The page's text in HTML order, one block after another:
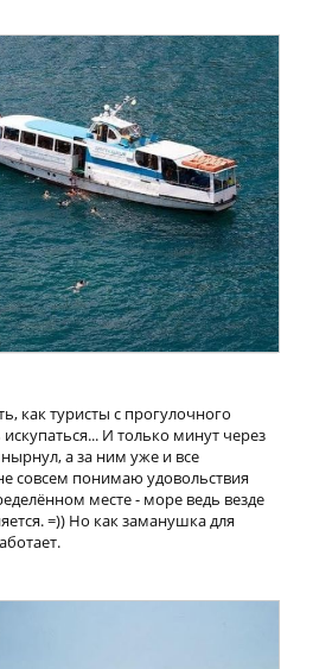
как туристы с прогулочного
И только минут через
а за ним уже и все
совсем понимаю удовольствия
месте - море ведь везде
=)) Но как заманушка для